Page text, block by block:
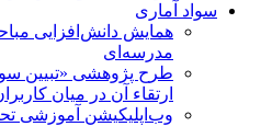
سواد آماری
همایش دانش‌افزایی
مدرسه‌ای
طرح پژوهشی «تبیین
ارتقاء آن در میان
وب‌اپلیکیشن آموزشی